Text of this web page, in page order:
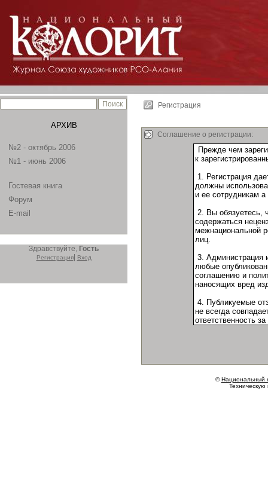
АРХИВ
№2 - октябрь 2006
№1 - июнь 2006
Гостевая книга
Форум
E-mail
Здравствуйте, Гость
Регистрация| Вход
Регистрация
Соглашение о регистрации:
©Национальный